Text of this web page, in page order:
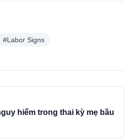
#Labor Signs
hiểm trong thai kỳ mẹ bầu